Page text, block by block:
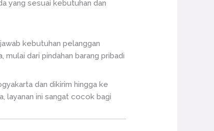
yang sesuai kebutuhan dan
kebutuhan pelanggan
dari pindahan barang pribadi
dan dikirim hingga ke
layanan ini sangat cocok bagi